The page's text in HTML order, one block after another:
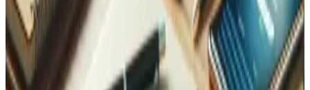
Contactez-nous
Contactez-nous, nous sommes là pour vous !Maintenant
sur